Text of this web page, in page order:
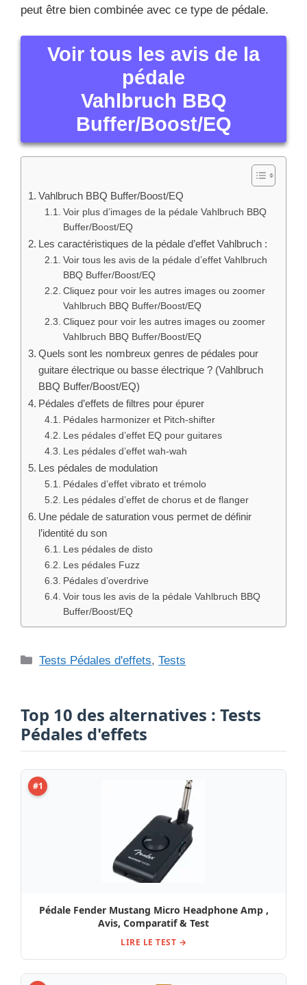
peut être bien combinée avec ce type de pédale.
Voir tous les avis de la
pédale
Vahlbruch BBQ
Buffer/Boost/EQ
Vahlbruch BBQ Buffer/Boost/EQ
Voir plus d’images de la pédale Vahlbruch BBQ
Buffer/Boost/EQ
Les caractéristiques de la pédale d’effet Vahlbruch :
Voir tous les avis de la pédale d’effet Vahlbruch
BBQ Buffer/Boost/EQ
Cliquez pour voir les autres images ou zoomer
Vahlbruch BBQ Buffer/Boost/EQ
Cliquez pour voir les autres images ou zoomer
Vahlbruch BBQ Buffer/Boost/EQ
Quels sont les nombreux genres de pédales pour
guitare électrique ou basse électrique ? (Vahlbruch
BBQ Buffer/Boost/EQ)
Pédales d’effets de filtres pour épurer
Pédales harmonizer et Pitch-shifter
Les pédales d’effet EQ pour guitares
Les pédales d’effet wah-wah
Les pédales de modulation
Pédales d’effet vibrato et trémolo
Les pédales d’effet de chorus et de flanger
Une pédale de saturation vous permet de définir
l’identité du son
Les pédales de disto
Les pédales Fuzz
Pédales d’overdrive
Voir tous les avis de la pédale Vahlbruch BBQ
Buffer/Boost/EQ
Catégories
Tests Pédales d'effets,Tests
Top 10 des alternatives : Tests
Pédales d'effets
#1
Pédale Fender Mustang Micro Headphone Amp ,
Avis, Comparatif & Test
LIRE LE TEST →